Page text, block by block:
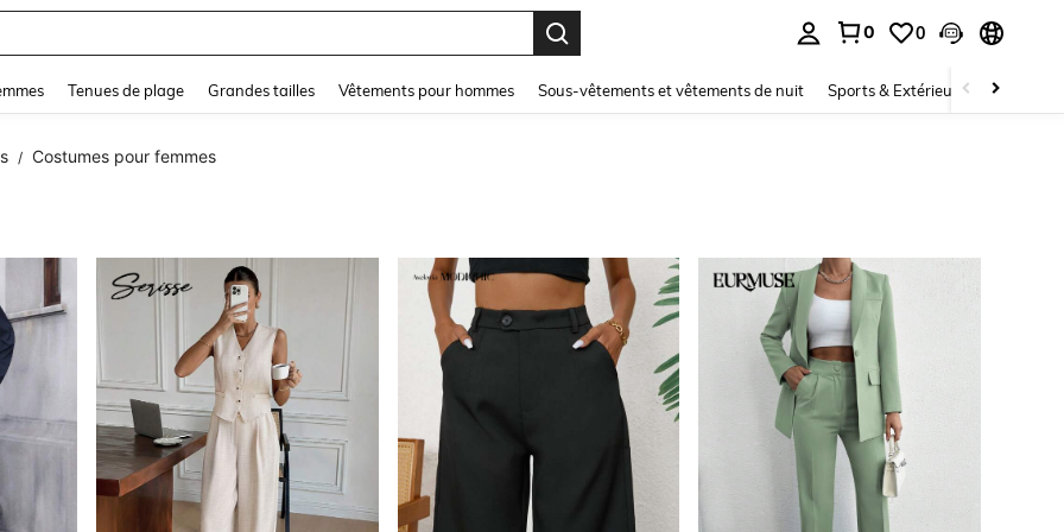
De Bain 2 Pieces
0 0
Tenues de plage Grandes tailles Vêtements pour hommes Sous-vêtements et vêtements de nuit Sports & Extérieur Enfants
/ Costumes pour femmes